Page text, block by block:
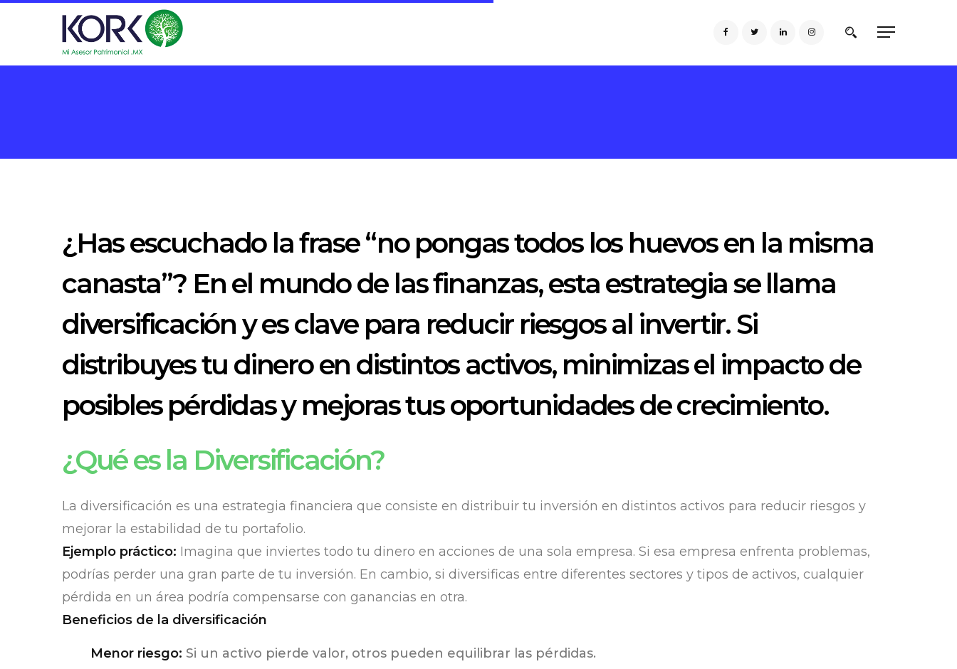
¿Has escuchado la frase “no pongas todos los huevos en la misma
canasta”? En el mundo de las finanzas, esta estrategia se llama
diversificación y es clave para reducir riesgos al invertir. Si
distribuyes tu dinero en distintos activos, minimizas el impacto de
posibles pérdidas y mejoras tus oportunidades de crecimiento.
¿Qué es la Diversificación?
La diversificación es una estrategia financiera que consiste en distribuir tu inversión en distintos activos para reducir riesgos y
mejorar la estabilidad de tu portafolio.
Ejemplo práctico: Imagina que inviertes todo tu dinero en acciones de una sola empresa. Si esa empresa enfrenta problemas,
podrías perder una gran parte de tu inversión. En cambio, si diversificas entre diferentes sectores y tipos de activos, cualquier
pérdida en un área podría compensarse con ganancias en otra.
Beneficios de la diversificación
Menor riesgo: Si un activo pierde valor, otros pueden equilibrar las pérdidas.